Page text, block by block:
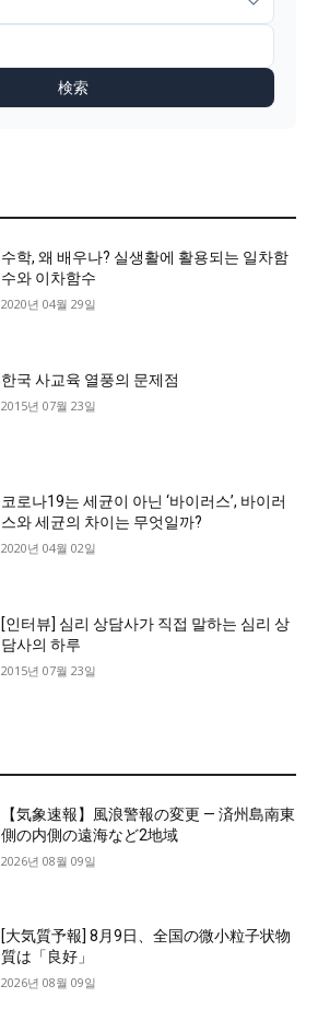
検索
수학, 왜 배우나? 실생활에 활용되는 일차함
수와 이차함수
2020년 04월 29일
한국 사교육 열풍의 문제점
2015년 07월 23일
코로나19는 세균이 아닌 ‘바이러스’, 바이러
스와 세균의 차이는 무엇일까?
2020년 04월 02일
[인터뷰] 심리 상담사가 직접 말하는 심리 상
담사의 하루
2015년 07월 23일
【気象速報】風浪警報の変更 — 済州島南東
側の内側の遠海など2地域
2026년 08월 09일
[大気質予報] 8月9日、全国の微小粒子状物
質は「良好」
2026년 08월 09일